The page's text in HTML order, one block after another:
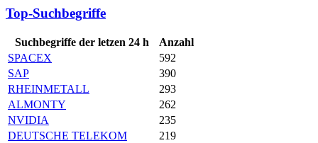
Top-Suchbegriffe
Suchbegriffe der letzen 24 h
Anzahl
SPACEX
592
SAP
390
RHEINMETALL
293
ALMONTY
262
NVIDIA
235
DEUTSCHE TELEKOM
219